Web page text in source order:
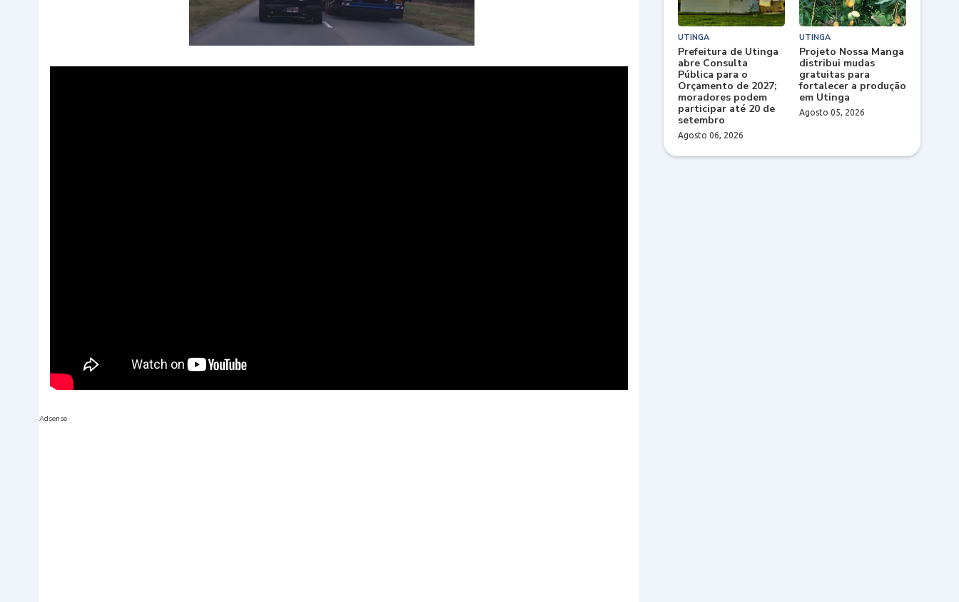
Adsense
UTINGA
Prefeitura de Utinga
abre Consulta
Pública para o
Orçamento de 2027;
moradores podem
participar até 20 de
setembro
Agosto 06, 2026
UTINGA
Projeto Nossa Manga
distribui mudas
gratuitas para
fortalecer a produção
em Utinga
Agosto 05, 2026